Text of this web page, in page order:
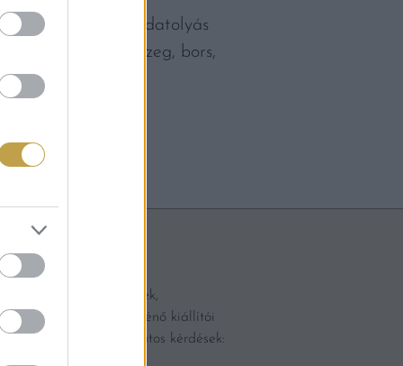
aszalt fügés, datolyás
dió, szegfűszeg, bors,
Hirdetési lehetőségek,
rendezvényeken történő kiállítói
részvétellel kapcsolatos kérdések: